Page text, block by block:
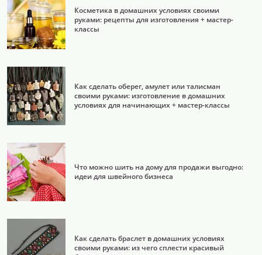
Косметика в домашних условиях своими
руками: рецепты для изготовления + мастер-
классы
Как сделать оберег, амулет или талисман
своими руками: изготовление в домашних
условиях для начинающих + мастер-классы
Что можно шить на дому для продажи выгодно:
идеи для швейного бизнеса
Как сделать браслет в домашних условиях
своими руками: из чего сплести красивый